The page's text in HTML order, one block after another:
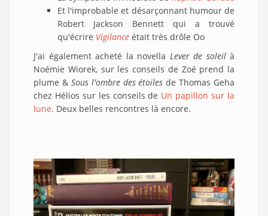
Et l'improbable et désarçonnant humour de
Robert Jackson Bennett qui a trouvé
qu'écrire Vigilance était très drôle Oo
J'ai également acheté la novella Lever de soleilà
Noémie Wiorek, sur les conseils de Zoé prend la
plume & Sous l'ombre des étoiles de Thomas Geha
chez Hélios sur les conseils de Un papillon sur la
lune. Deux belles rencontres là encore.